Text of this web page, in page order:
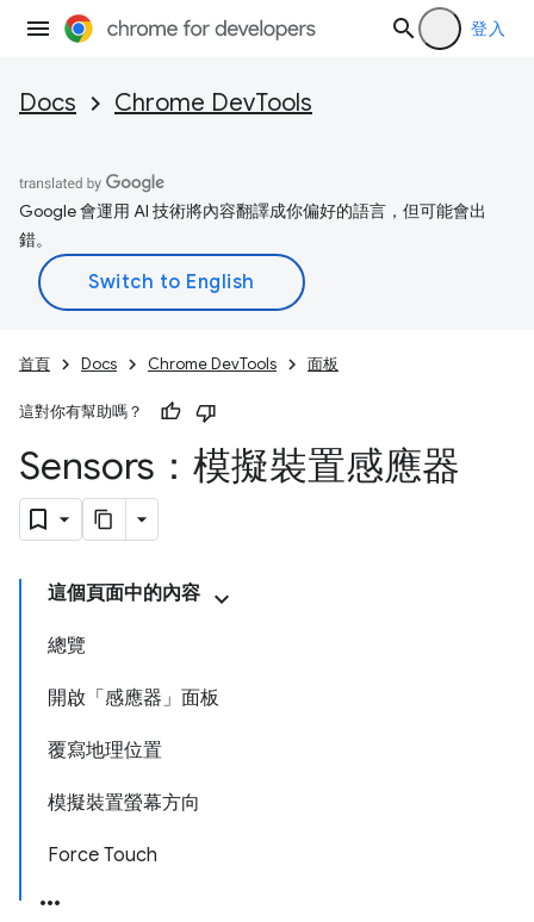
登入
Docs Chrome DevTools
Google 會運用 AI 技術將內容翻譯成你偏好的語言，但可能會出
錯。
首頁 Docs Chrome DevTools 面板
這對你有幫助嗎？
Sensors：模擬裝置感應器
這個頁面中的內容
總覽
開啟「感應器」面板
覆寫地理位置
模擬裝置螢幕方向
Force Touch